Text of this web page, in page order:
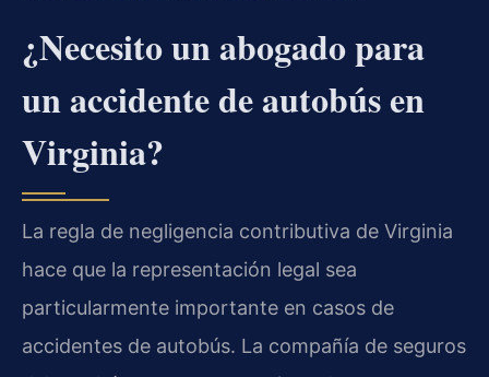
¿Necesito un abogado para
un accidente de autobús en
Virginia?
La regla de negligencia contributiva de Virginia
hace que la representación legal sea
particularmente importante en casos de
accidentes de autobús. La compañía de seguros